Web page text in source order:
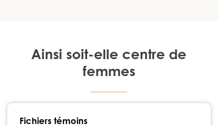
Ainsi soit-elle centre de
femmes
450 447-3576 •
Fichiers témoins